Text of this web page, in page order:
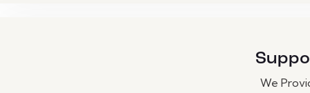
We